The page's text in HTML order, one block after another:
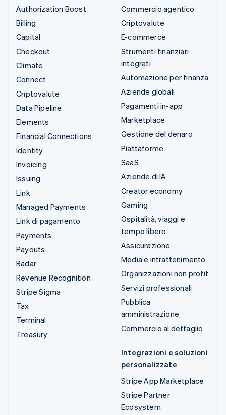
Authorization Boost
Billing
Capital
Checkout
Climate
Connect
Criptovalute
Data Pipeline
Elements
Financial Connections
Identity
Invoicing
Issuing
Link
Managed Payments
Link di pagamento
Payments
Payouts
Radar
Revenue Recognition
Stripe Sigma
Tax
Terminal
Treasury
Commercio agentico
Criptovalute
E-commerce
Strumenti finanziari
integrati
Automazione per finanza
Aziende globali
Pagamenti in-app
Marketplace
Gestione del denaro
Piattaforme
SaaS
Aziende di IA
Creator economy
Gaming
Ospitalità, viaggi e
tempo libero
Assicurazione
Media e intrattenimento
Organizzazioni non profit
Servizi professionali
Pubblica
amministrazione
Commercio al dettaglio
Integrazioni e soluzioni
personalizzate
Stripe App Marketplace
Stripe Partner
Ecosystem